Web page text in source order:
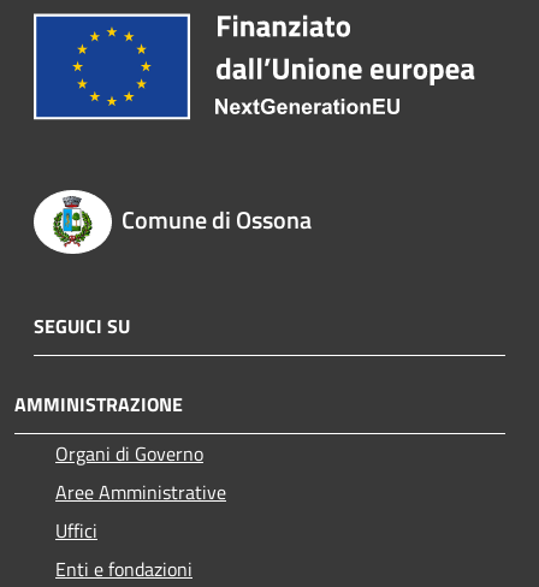
Comune di Ossona
SEGUICI SU
AMMINISTRAZIONE
Organi di Governo
Aree Amministrative
Uffici
Enti e fondazioni